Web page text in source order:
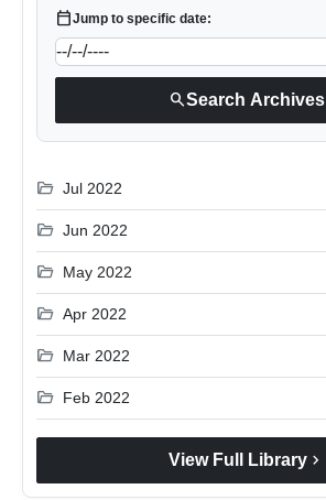
calendar_todayJump to specific date:
searchSearch Archives
folder_open Jul 2022
folder_open Jun 2022
folder_open May 2022
folder_open Apr 2022
folder_open Mar 2022
folder_open Feb 2022
View Full Library chevron_right